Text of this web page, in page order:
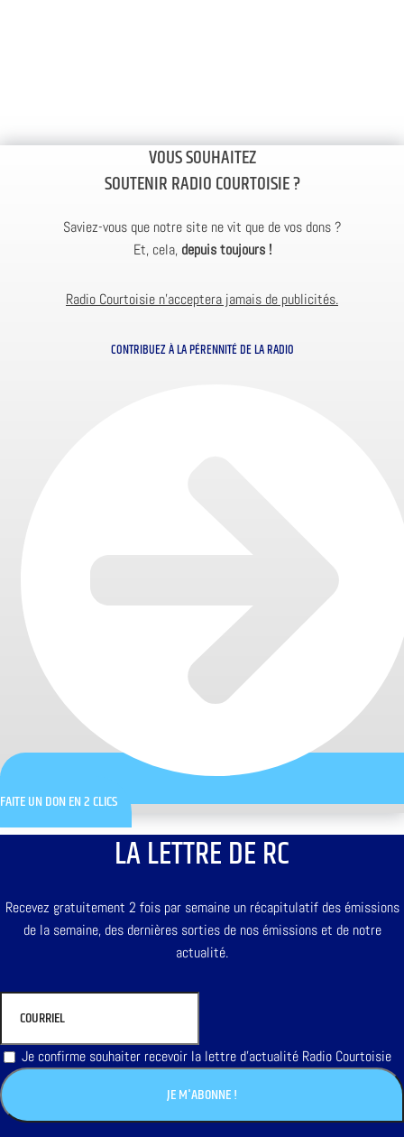
VOUS SOUHAITEZ
SOUTENIR RADIO COURTOISIE ?
Saviez-vous que notre site ne vit que de vos dons ?
Et, cela, depuis toujours !
Radio Courtoisie n’acceptera jamais de publicités.
CONTRIBUEZ À LA PÉRENNITÉ DE LA RADIO
FAITE UN DON EN 2 CLICS
LA LETTRE DE RC
Recevez gratuitement 2 fois par semaine un récapitulatif des émissions
de la semaine, des dernières sorties de nos émissions et de notre
actualité.
Je confirme souhaiter recevoir la lettre d'actualité Radio Courtoisie